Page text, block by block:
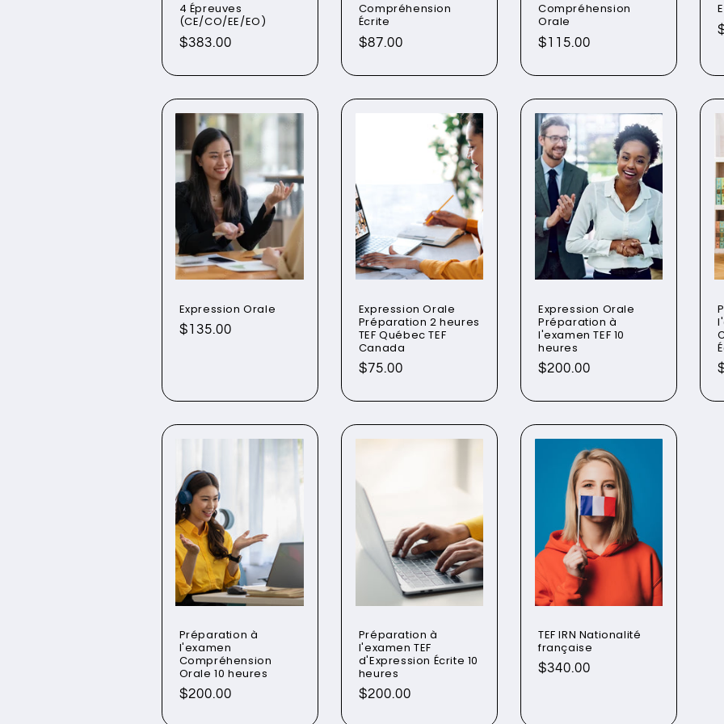
4 Épreuves
(CE/CO/EE/EO)
Prix
$383.00
Compréhension
Écrite
Prix
$87.00
Compréhension
Orale
Prix
$115.00
Expression Orale
Prix
$135.00
Expression Orale
Préparation 2 heures
TEF Québec TEF
Canada
Prix
$75.00
Expression Orale
Préparation à
l'examen TEF 10
heures
Prix
$200.00
Préparation à
l'examen
Compréhension
Orale 10 heures
Prix
$200.00
Préparation à
l'examen TEF
d'Expression Écrite 10
heures
Prix
$200.00
TEF IRN Nationalité
française
Prix
$340.00